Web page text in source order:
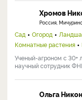
Хромов
Россия,
Сад Огород
Комнатные растения
Ученый-агроном с 30+
научный сотрудник
Ольга